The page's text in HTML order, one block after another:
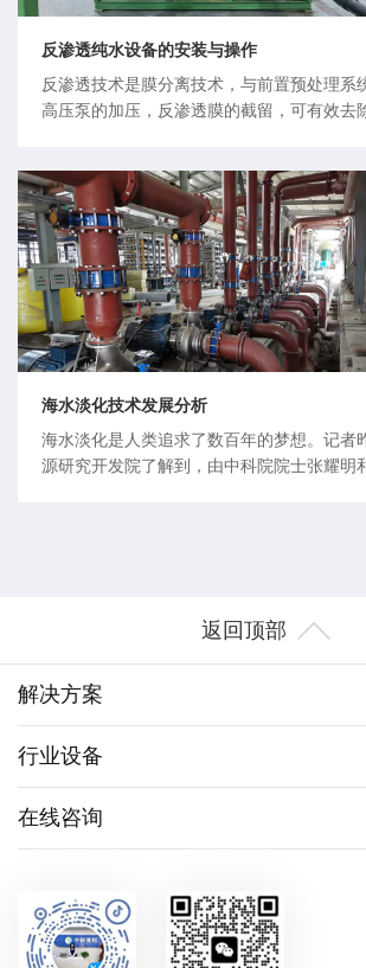
反渗透纯水设备的安装与操作
反渗透技术是膜分离技术，与前置预处理系
高压泵的加压，反渗透膜的截留，可有效去
透纯水设备的安装与操作的相关知识，反渗
您总结如下：1、将反渗透纯水主机和预
海水淡化技术发展分析
海水淡化是人类追求了数百年的梦想。记者
源研究开发院了解到，由中科院院士张耀明
返回顶部
解决方案
行业设备
在线咨询